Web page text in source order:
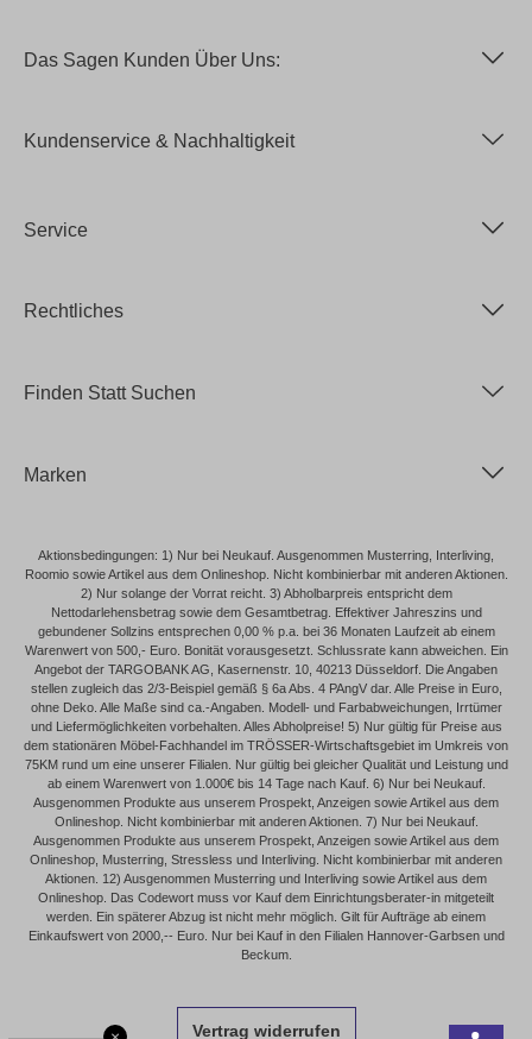
Das Sagen Kunden Über Uns:
Kundenservice & Nachhaltigkeit
Service
Rechtliches
Finden Statt Suchen
Marken
Aktionsbedingungen: 1) Nur bei Neukauf. Ausgenommen Musterring, Interliving,
Roomio sowie Artikel aus dem Onlineshop. Nicht kombinierbar mit anderen Aktionen.
2) Nur solange der Vorrat reicht. 3) Abholbarpreis entspricht dem
Nettodarlehensbetrag sowie dem Gesamtbetrag. Effektiver Jahreszins und
gebundener Sollzins entsprechen 0,00 % p.a. bei 36 Monaten Laufzeit ab einem
Warenwert von 500,- Euro. Bonität vorausgesetzt. Schlussrate kann abweichen. Ein
Angebot der TARGOBANK AG, Kasernenstr. 10, 40213 Düsseldorf. Die Angaben
stellen zugleich das 2/3-Beispiel gemäß § 6a Abs. 4 PAngV dar. Alle Preise in Euro,
ohne Deko. Alle Maße sind ca.-Angaben. Modell- und Farbabweichungen, Irrtümer
und Liefermöglichkeiten vorbehalten. Alles Abholpreise! 5) Nur gültig für Preise aus
dem stationären Möbel-Fachhandel im TRÖSSER-Wirtschaftsgebiet im Umkreis von
75KM rund um eine unserer Filialen. Nur gültig bei gleicher Qualität und Leistung und
ab einem Warenwert von 1.000€ bis 14 Tage nach Kauf. 6) Nur bei Neukauf.
Ausgenommen Produkte aus unserem Prospekt, Anzeigen sowie Artikel aus dem
Onlineshop. Nicht kombinierbar mit anderen Aktionen. 7) Nur bei Neukauf.
Ausgenommen Produkte aus unserem Prospekt, Anzeigen sowie Artikel aus dem
Onlineshop, Musterring, Stressless und Interliving. Nicht kombinierbar mit anderen
Aktionen. 12) Ausgenommen Musterring und Interliving sowie Artikel aus dem
Onlineshop. Das Codewort muss vor Kauf dem Einrichtungsberater-in mitgeteilt
werden. Ein späterer Abzug ist nicht mehr möglich. Gilt für Aufträge ab einem
Einkaufswert von 2000,-- Euro. Nur bei Kauf in den Filialen Hannover-Garbsen und
Beckum.
Vertrag widerrufen